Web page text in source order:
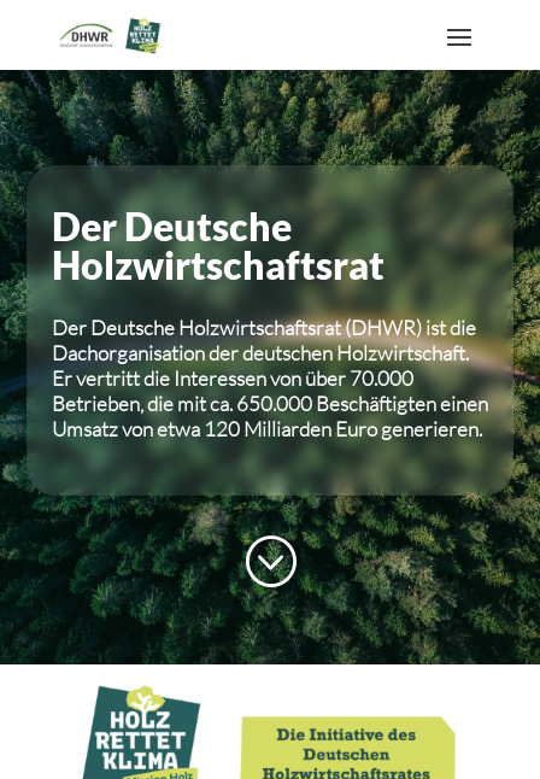
Der Deutsche
Holzwirtschaftsrat
Der Deutsche Holzwirtschaftsrat (DHWR) ist die
Dachorganisation der deutschen Holzwirtschaft.
Er vertritt die Interessen von über 70.000
Betrieben, die mit ca. 650.000 Beschäftigten einen
Umsatz von etwa 120 Milliarden Euro generieren.
;